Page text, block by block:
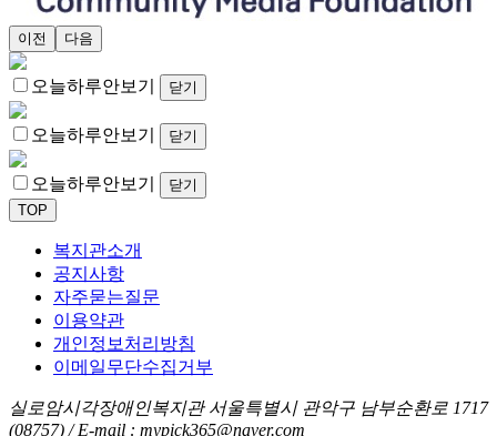
이전 다음
오늘하루안보기 닫기
오늘하루안보기 닫기
오늘하루안보기
닫기
TOP
복지관소개
공지사항
자주묻는질문
이용약관
개인정보처리방침
이메일무단수집거부
실로암시각장애인복지관 서울특별시 관악구 남부순환로 1717
(08757) / E-mail : mypick365@naver.com